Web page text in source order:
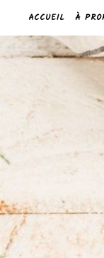
ACCUEIL À